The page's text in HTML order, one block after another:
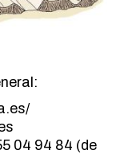
04 94 84 (de